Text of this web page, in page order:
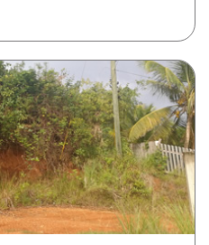
Rigde Bight y Hog Pon